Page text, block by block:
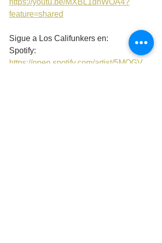
https://youtu.be/MXBL1dnWOA4?
feature=shared
Sigue a Los Califunkers en:
https://open.spotify.com/artist/5MQGV...,